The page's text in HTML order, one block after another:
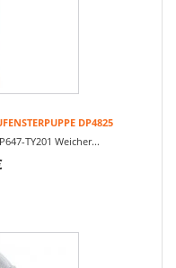
DP4825
TY201 Weicher...